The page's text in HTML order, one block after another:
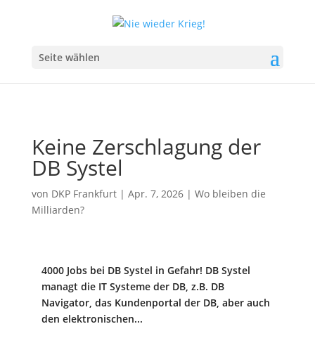
Seite wählen
Keine Zerschlagung der
DB Systel
von DKP Frankfurt| Apr. 7, 2026| Wo bleiben die
Milliarden?
4000 Jobs bei DB Systel in Gefahr! DB Systel
managt die IT Systeme der DB, z.B. DB
Navigator, das Kundenportal der DB, aber auch
den elektronischen...